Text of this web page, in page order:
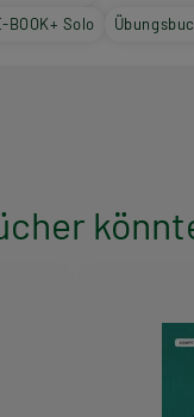
BOOK+ Solo